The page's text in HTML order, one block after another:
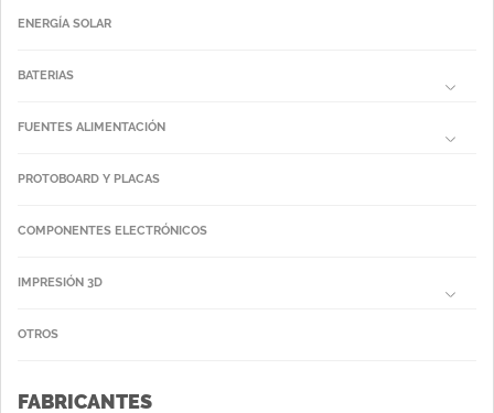
ENERGÍA SOLAR
BATERIAS
FUENTES ALIMENTACIÓN
PROTOBOARD Y PLACAS
COMPONENTES ELECTRÓNICOS
IMPRESIÓN 3D
OTROS
FABRICANTES